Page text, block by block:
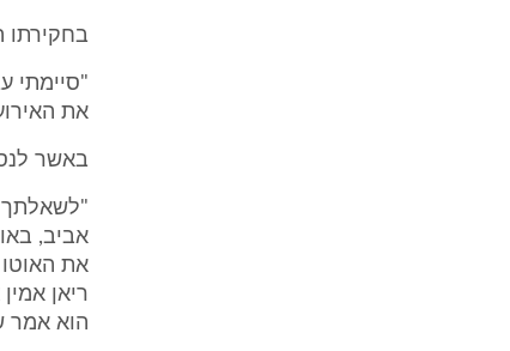
בחקירתו
את
באשר
"לשאלתך
אביב,
את
ריאן
הוא אמר